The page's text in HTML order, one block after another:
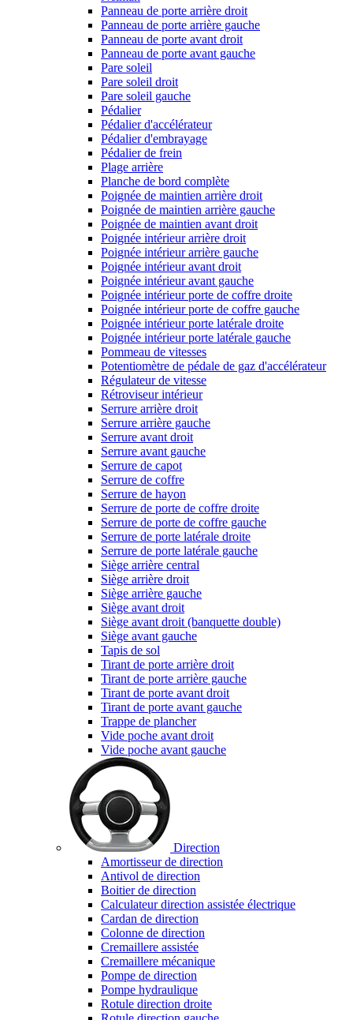
Panneau de porte arrière droit
Panneau de porte arrière gauche
Panneau de porte avant droit
Panneau de porte avant gauche
Pare soleil
Pare soleil droit
Pare soleil gauche
Pédalier
Pédalier d'accélérateur
Pédalier d'embrayage
Pédalier de frein
Plage arrière
Planche de bord complète
Poignée de maintien arrière droit
Poignée de maintien arrière gauche
Poignée de maintien avant droit
Poignée intérieur arrière droit
Poignée intérieur arrière gauche
Poignée intérieur avant droit
Poignée intérieur avant gauche
Poignée intérieur porte de coffre droite
Poignée intérieur porte de coffre gauche
Poignée intérieur porte latérale droite
Poignée intérieur porte latérale gauche
Pommeau de vitesses
Potentiomètre de pédale de gaz d'accélérateur
Régulateur de vitesse
Rétroviseur intérieur
Serrure arrière droit
Serrure arrière gauche
Serrure avant droit
Serrure avant gauche
Serrure de capot
Serrure de coffre
Serrure de hayon
Serrure de porte de coffre droite
Serrure de porte de coffre gauche
Serrure de porte latérale droite
Serrure de porte latérale gauche
Siège arrière central
Siège arrière droit
Siège arrière gauche
Siège avant droit
Siège avant droit (banquette double)
Siège avant gauche
Tapis de sol
Tirant de porte arrière droit
Tirant de porte arrière gauche
Tirant de porte avant droit
Tirant de porte avant gauche
Trappe de plancher
Vide poche avant droit
Vide poche avant gauche
Direction
Amortisseur de direction
Antivol de direction
Boitier de direction
Calculateur direction assistée électrique
Cardan de direction
Colonne de direction
Cremaillere assistée
Cremaillere mécanique
Pompe de direction
Pompe hydraulique
Rotule direction droite